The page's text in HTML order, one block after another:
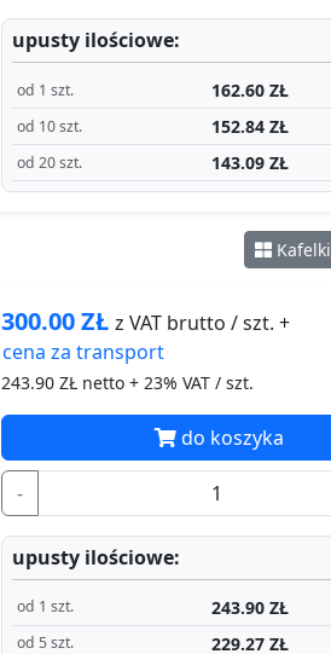
upusty ilościowe:
od 1 szt. 162.60 ZŁ
od 10 szt. 152.84 ZŁ
od 20 szt. 143.09 ZŁ
Kafelki
300.00ZŁ z VAT brutto / szt. +
cena za transport
243.90ZŁ netto + 23% VAT / szt.
-
do koszyka
upusty ilościowe:
od 1 szt. 243.90 ZŁ
od 5 szt. 229.27 ZŁ